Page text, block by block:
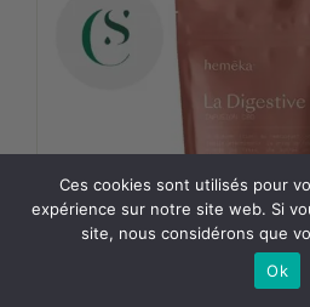
Ces cookies sont utilisés pour
expérience sur notre site web. Si
site, nous considérons que
Ok